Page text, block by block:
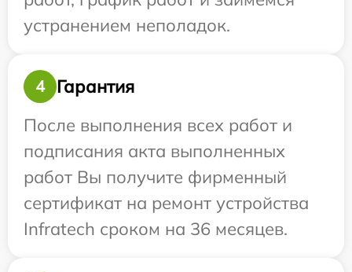
устранением неполадок.
4
Гарантия
После выполнения всех работ и
подписания акта выполненных
работ Вы получите фирменный
сертификат на ремонт устройства
Infratech сроком на 36 месяцев.